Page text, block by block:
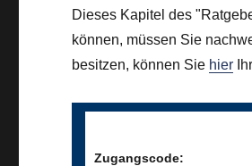
Dieses Kapitel des
können, müssen Sie
besitzen, können Sie hier
Zugangscode: